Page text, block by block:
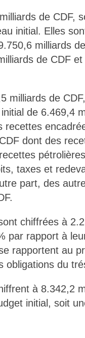
de CDF,
initial. Elles
milliards
de CDF
milliards de
de 6.469,4
dont des
taxes et
part, des
chiffrées à
par rapport à
rapportent au
obligations du
à 8.342,2
initial, soit